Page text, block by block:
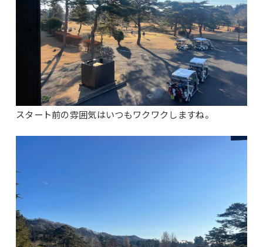
スタート前の雰囲気はいつもワクワクしますね。